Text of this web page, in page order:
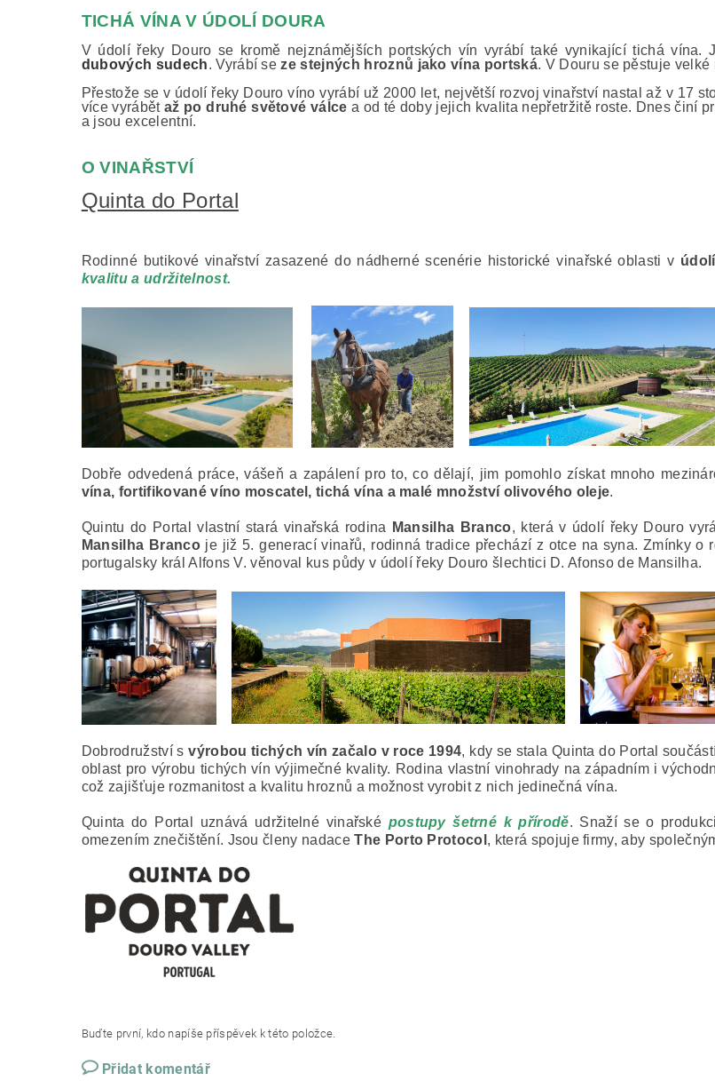
TICHÁ VÍNA V ÚDOLÍ DOURA
V údolí řeky Douro se kromě nejznámějších portských vín vyrábí také vynikající tichá vína.
dubových sudech. Vyrábí seze stejných hroznů jako vína portská. V Douru se pěstuje
Přestože se v údolí řeky Douro víno vyrábí už 2000 let, největší rozvoj vinařství nastal až v 17
více vyrábětaž po druhé světové válce a od té doby jejich kvalita nepřetržitě roste. Dnes činí
a jsou excelentní.
O VINAŘSTVÍ
Quinta do Portal
Rodinné butikové vinařství zasazené do nádherné scenérie historické vinařské oblasti v
kvalitu a udržitelnost.
Dobře odvedená práce, vášeň a zapálení pro to, co dělají, jim pomohlo získat mnoho
vína, fortifikované víno moscatel, tichá vína a malé množství olivového oleje.
Quintu do Portal vlastní stará vinařská rodina Mansilha Branco, která v údolí řeky Douro
Mansilha Brancoje již 5. generací vinařů, rodinná tradice přechází z otce na syna. Zmínky o
portugalsky král Alfons V. věnoval kus půdy v údolí řeky Douro šlechtici D. Afonso de Mansilha.
Dobrodružství svýrobou tichých vín začalo v roce 1994, kdy se stala Quinta do Portal
oblast pro výrobu tichých vín výjimečné kvality. Rodina vlastní vinohrady na západním i
což zajišťuje rozmanitost a kvalitu hroznů a možnost vyrobit z nich jedinečná vína.
Quinta do Portal uznává udržitelné vinařské postupy šetrné k přírodě. Snaží se o
omezením znečištění. Jsou členy nadaceThe Porto Protocol , která spojuje firmy, aby
Buďte první, kdo napíše příspěvek k této položce.
Přidat komentář